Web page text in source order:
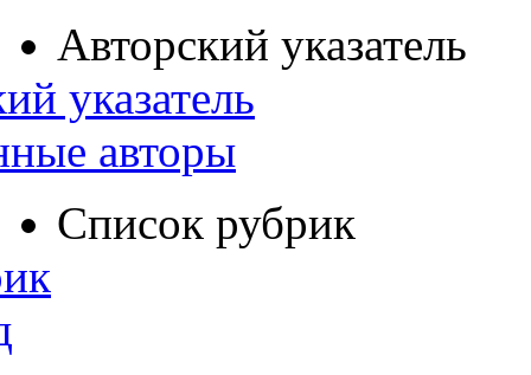
Авторский указатель
указатель
авторы
Список рубрик